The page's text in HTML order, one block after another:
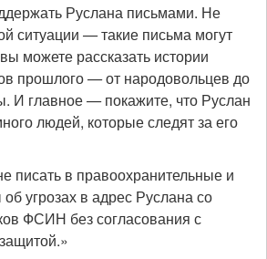
Руслана письмами. Не
ситуации —такие письма могут
можете рассказать истории
прошлого—от народовольцев до
И главное—покажите, что Руслан
людей, которые следят за его
писать в правоохранительные и
угрозах в адрес Руслана со
ФСИН без согласования с